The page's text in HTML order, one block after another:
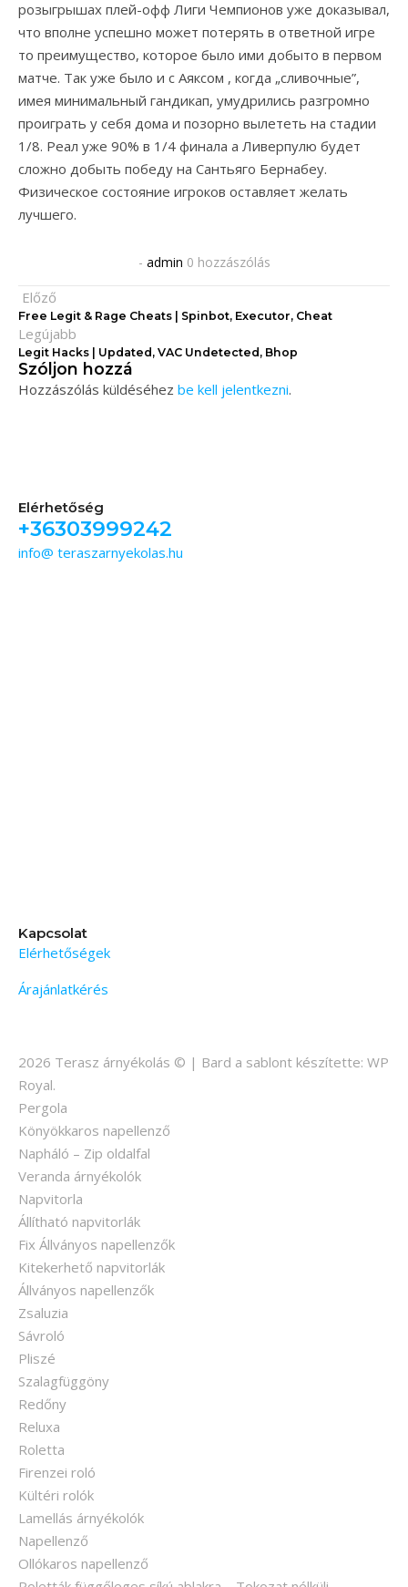
розыгрышах плей-офф Лиги Чемпионов уже доказывал,
что вполне успешно может потерять в ответной игре
то преимущество, которое было ими добыто в первом
матче. Так уже было и с Аяксом , когда „сливочные”,
имея минимальный гандикап, умудрились разгромно
проиграть у себя дома и позорно вылететь на стадии
1/8. Реал уже 90% в 1/4 финала а Ливерпулю будет
сложно добыть победу на Сантьяго Бернабеу.
Физическое состояние игроков оставляет желать
лучшего.
- admin 0 hozzászólás
Előző
Free Legit & Rage Cheats | Spinbot, Executor, Cheat
Legújabb
Legit Hacks | Updated, VAC Undetected, Bhop
Szóljon hozzá
Hozzászólás küldéséhez be kell jelentkezni.
Elérhetőség
+36303999242
info@ teraszarnyekolas.hu
Kapcsolat
Elérhetőségek
Árajánlatkérés
2026 Terasz árnyékolás © | Bard a sablont készítette: WP
Royal.
Pergola
Könyökkaros napellenző
Napháló – Zip oldalfal
Veranda árnyékolók
Napvitorla
Állítható napvitorlák
Fix Állványos napellenzők
Kitekerhető napvitorlák
Állványos napellenzők
Zsaluzia
Sávroló
Pliszé
Szalagfüggöny
Redőny
Reluxa
Roletta
Firenzei roló
Kültéri rolók
Lamellás árnyékolók
Napellenző
Ollókaros napellenző